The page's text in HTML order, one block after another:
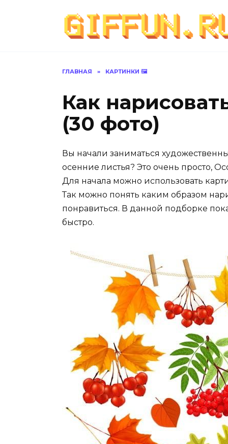
ГЛАВНАЯ » КАРТИНКИ 🖼
Как
(30 фото)
Вы начали заниматься
осенние листья? Это очень просто,
Для начала можно использовать
Так можно понять каким образом
понравиться. В данной подборке
быстро.